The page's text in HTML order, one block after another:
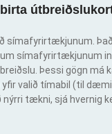
símafyrirtækjunum
Þessi gögn má
yfir valið tímabil (til
tækni, sjá hvernig